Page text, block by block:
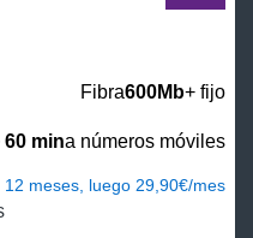
Fibra600Mb+ fijo
mina números móviles
12 meses, luego 29,90€/mes